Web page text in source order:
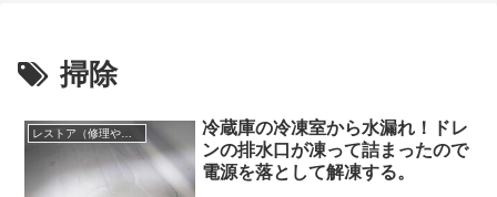
掃除
レストア（修理や修繕など）失敗もアリ！
冷蔵庫の冷凍室から水漏れ！ドレ
ンの排水口が凍って詰まったので
電源を落として解凍する。